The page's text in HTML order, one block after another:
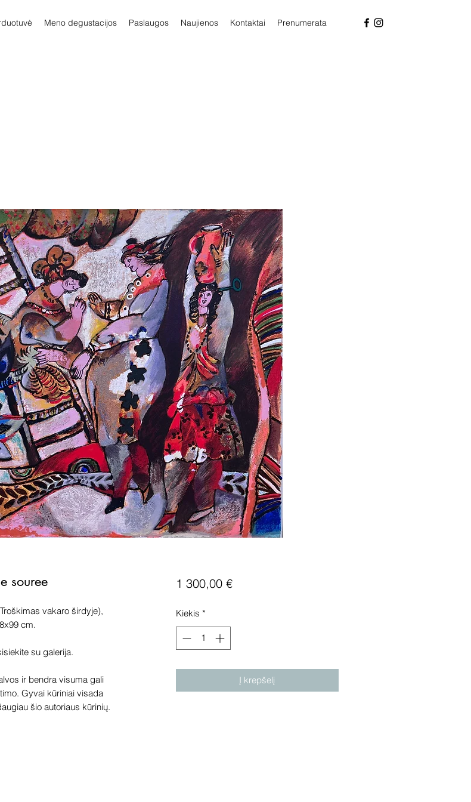
Meno degustacijos Paslaugos Naujienos Kontaktai Prenumerata
souree
vakaro širdyje),
cm.
su galerija.
ir bendra visuma gali
Gyvai kūriniai visada
šio autoriaus kūrinių.
1 300,00 €Price
Kiekis *
Į krepšelį